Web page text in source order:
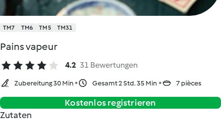
TM7 TM6 TM5 TM31
Pains vapeur
4.2 31 Bewertungen
Zubereitung 30 Min Gesamt 2 Std. 35 Min 7 pièces
Kostenlos registrieren
Zutaten